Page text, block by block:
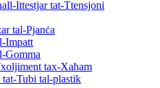
Ittestjar tat-Ttensjoni
tal-Pjanċa
Impatt
Gomma
tax-Xaħam
Tubi tal-plastik